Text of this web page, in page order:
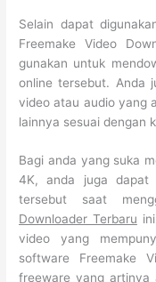
Selain dapat
Freemake Video
gunakan untuk
online tersebut. Anda
video atau audio yang
lainnya sesuai dengan
Bagi anda yang suka
4K, anda juga dapat
tersebut saat
Downloader Terbaru
video yang
software Freemake
freeware yang artinya